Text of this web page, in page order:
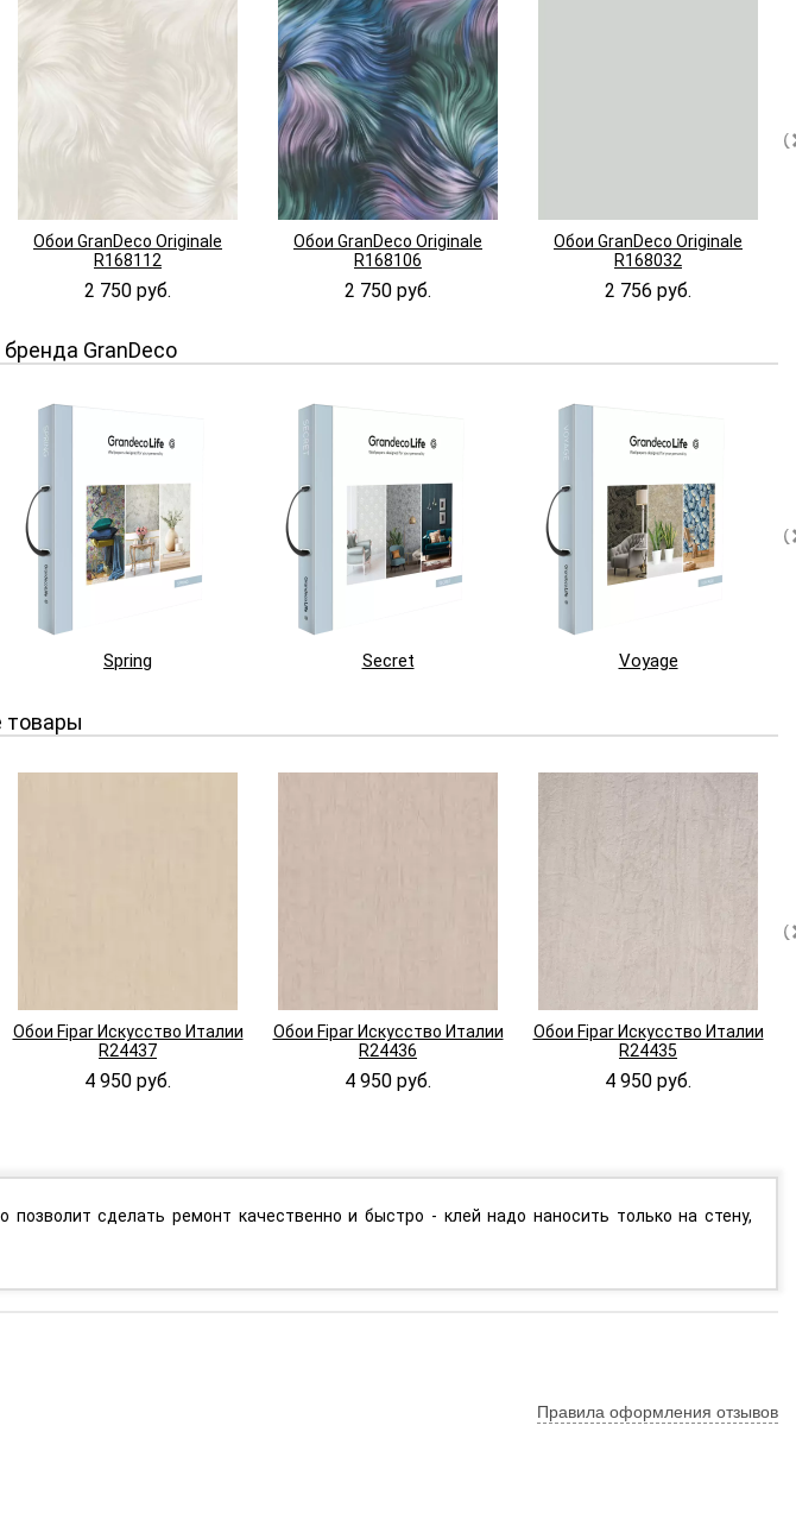
Обои GranDeco Originale
R168112
2 750 руб.
Обои GranDeco Originale
R168106
2 750 руб.
Обои GranDeco Originale
R168032
2 756 руб.
GranDeco
Spring Secret Voyage
товары
Обои Fipar Искусство Италии
R24437
4 950 руб.
Обои Fipar Искусство Италии
R24436
4 950 руб.
Обои Fipar Искусство Италии
R24435
4 950 руб.
позволит сделать ремонт качественно и быстро - клей надо наносить только на стену,
Правила оформления отзывов